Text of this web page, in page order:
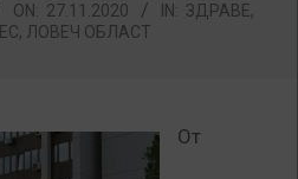
ON: 27.11.2020 IN: ЗДРАВЕ,
, ЛОВЕЧ ОБЛАСТ
От